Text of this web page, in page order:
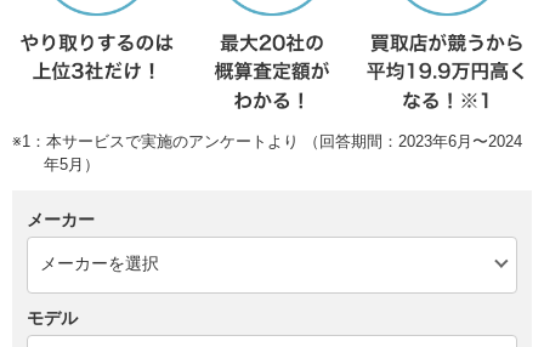
※1：本サービスで実施のアンケートより （回答期間：2023年6月〜2024
年5月）
メーカー
モデル